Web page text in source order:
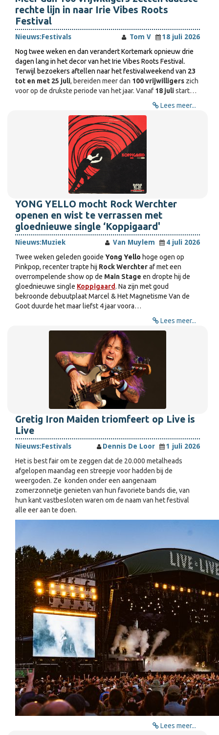
rechte lijn in naar Irie Vibes Roots
Festival
Nieuws:Festivals Tom V
18 juli 2026
Nog twee weken en dan verandert Kortemark opnieuw drie
dagen lang in het decor van het Irie Vibes Roots Festival.
Terwijl bezoekers aftellen naar het festivalweekend van 23
tot en met 25 juli, bereiden meer dan 100 vrijwilligers zich
voor op de drukste periode van het jaar. Vanaf 18 julistart…
Lees meer...
YONG YELLO mocht Rock Werchter
openen en wist te verrassen met
gloednieuwe single ‘Koppigaard'
Nieuws:Muziek Van Muylem
4 juli 2026
Twee weken geleden gooide Yong Yello hoge ogen op
Pinkpop, recenter trapte hij Rock Werchteraf met een
overrompelende show op de Main Stage en dropte hij de
gloednieuwe single Koppigaard. Na zijn met goud
bekroonde debuutplaat Marcel & Het Magnetisme Van de
Goot duurde het maar liefst 4 jaar voora…
Lees meer...
Gretig Iron Maiden triomfeert op Live is
Live
Nieuws:Festivals Dennis De Loor
1 juli 2026
Het is best fair om te zeggen dat de 20.000 metalheads
afgelopen maandag een streepje voor hadden bij de
weergoden. Ze konden onder een aangenaam
zomerzonnetje genieten van hun favoriete bands die, van
hun kant vastbesloten waren om de naam van het festival
alle eer aan te doen.
Lees meer...